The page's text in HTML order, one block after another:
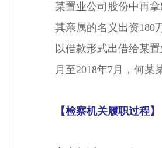
某置业公司股份中再
其亲属的名义出资180
以借款形式出借给某
月至2018年7月，何某
【检察机关履职过程】